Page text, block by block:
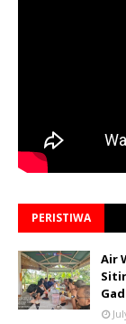
PERISTIWA
Air